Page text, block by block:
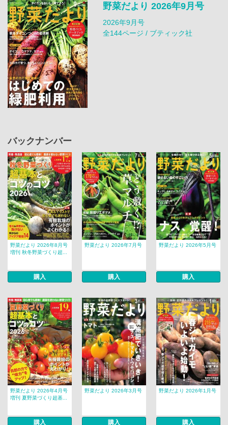
野菜だより 2026年9月号
2026年9月号
全144ページ / ブティック社
バックナンバー
野菜だより 2026年8月号
増刊 秋冬野菜づくり超...
購入
野菜だより 2026年7月号
購入
野菜だより 2026年5月号
購入
野菜だより 2026年4月号
増刊 夏野菜づくり超基...
購入
野菜だより 2026年3月号
購入
野菜だより 2026年1月号
購入